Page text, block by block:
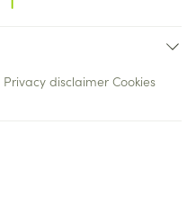
Privacy disclaimer Cookies